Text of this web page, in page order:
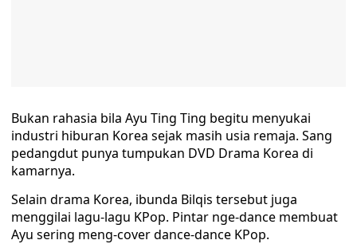
Bukan rahasia bila Ayu Ting Ting begitu menyukai
industri hiburan Korea sejak masih usia remaja. Sang
pedangdut punya tumpukan DVD Drama Korea di
kamarnya.
Selain drama Korea, ibunda Bilqis tersebut juga
menggilai lagu-lagu KPop. Pintar nge-dance membuat
Ayu sering meng-cover dance-dance KPop.